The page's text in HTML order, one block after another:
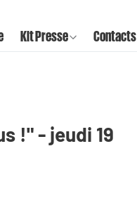
Kit Presse Contacts
!" - jeudi 19